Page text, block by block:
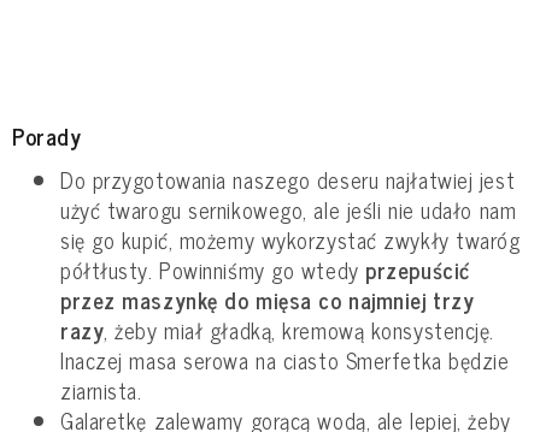
Porady
Do przygotowania naszego deseru najłatwiej jest
użyć twarogu sernikowego, ale jeśli nie udało nam
się go kupić, możemy wykorzystać zwykły twaróg
półtłusty. Powinniśmy go wtedy przepuścić
przez maszynkę do mięsa co najmniej trzy
razy, żeby miał gładką, kremową konsystencję.
Inaczej masa serowa na ciasto Smerfetka będzie
ziarnista.
Galaretkę zalewamy gorącą wodą, ale lepiej, żeby